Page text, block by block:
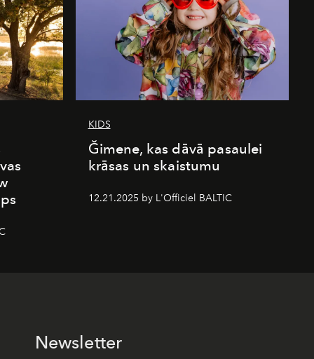
KIDS
Ğimene, kas dāvā pasaulei
krāsas un skaistumu
12.21.2025 by L'Officiel BALTIC
Newsletter